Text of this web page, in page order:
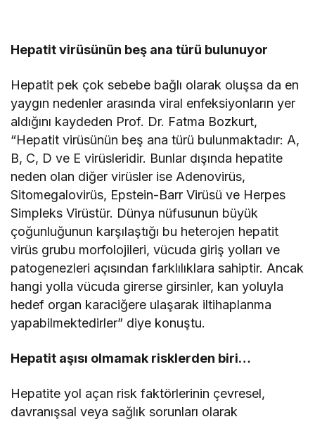
Hepatit virüsünün beş ana türü bulunuyor
Hepatit pek çok sebebe bağlı olarak oluşsa da en
yaygın nedenler arasında viral enfeksiyonların yer
aldığını kaydeden Prof. Dr. Fatma Bozkurt,
“Hepatit virüsünün beş ana türü bulunmaktadır: A,
B, C, D ve E virüsleridir. Bunlar dışında hepatite
neden olan diğer virüsler ise Adenovirüs,
Sitomegalovirüs, Epstein-Barr Virüsü ve Herpes
Simpleks Virüstür. Dünya nüfusunun büyük
çoğunluğunun karşılaştığı bu heterojen hepatit
virüs grubu morfolojileri, vücuda giriş yolları ve
patogenezleri açısından farklılıklara sahiptir. Ancak
hangi yolla vücuda girerse girsinler, kan yoluyla
hedef organ karaciğere ulaşarak iltihaplanma
yapabilmektedirler” diye konuştu.
Hepatit aşısı olmamak risklerden biri…
Hepatite yol açan risk faktörlerinin çevresel,
davranışsal veya sağlık sorunları olarak